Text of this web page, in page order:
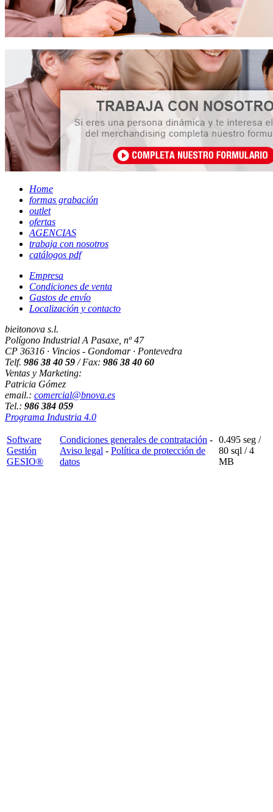
Home
formas grabación
outlet
ofertas
AGENCIAS
trabaja con nosotros
catálogos pdf
Empresa
Condiciones de venta
Gastos de envío
Localización y contacto
bieitonova s.l.
Polígono Industrial A Pasaxe, nº 47
CP 36316 · Vincios - Gondomar · Pontevedra
Telf. 986 38 40 59 / Fax: 986 38 40 60
Ventas y Marketing:
Patricia Gómez
email.: comercial@bnova.es
Tel.: 986 384 059
Programa Industria 4.0
Software
Gestión
GESIO®
Condiciones generales de contratación -
Aviso legal - Política de protección de
datos
0.495 seg /
80 sql / 4
MB